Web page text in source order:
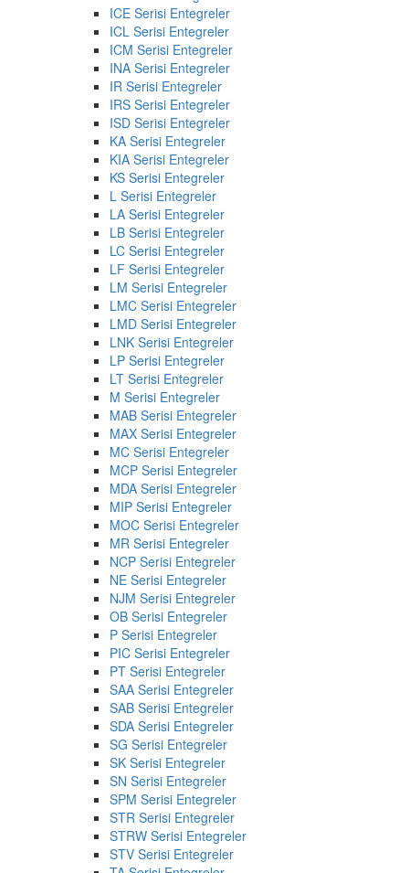
ICE Serisi Entegreler
ICL Serisi Entegreler
ICM Serisi Entegreler
INA Serisi Entegreler
IR Serisi Entegreler
IRS Serisi Entegreler
ISD Serisi Entegreler
KA Serisi Entegreler
KIA Serisi Entegreler
KS Serisi Entegreler
L Serisi Entegreler
LA Serisi Entegreler
LB Serisi Entegreler
LC Serisi Entegreler
LF Serisi Entegreler
LM Serisi Entegreler
LMC Serisi Entegreler
LMD Serisi Entegreler
LNK Serisi Entegreler
LP Serisi Entegreler
LT Serisi Entegreler
M Serisi Entegreler
MAB Serisi Entegreler
MAX Serisi Entegreler
MC Serisi Entegreler
MCP Serisi Entegreler
MDA Serisi Entegreler
MIP Serisi Entegreler
MOC Serisi Entegreler
MR Serisi Entegreler
NCP Serisi Entegreler
NE Serisi Entegreler
NJM Serisi Entegreler
OB Serisi Entegreler
P Serisi Entegreler
PIC Serisi Entegreler
PT Serisi Entegreler
SAA Serisi Entegreler
SAB Serisi Entegreler
SDA Serisi Entegreler
SG Serisi Entegreler
SK Serisi Entegreler
SN Serisi Entegreler
SPM Serisi Entegreler
STR Serisi Entegreler
STRW Serisi Entegreler
STV Serisi Entegreler